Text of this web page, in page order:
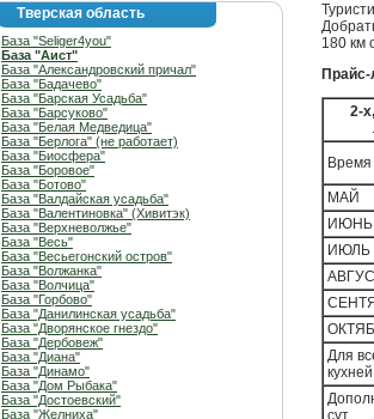
Тверская область
База "Seliger4you"
База "Аист"
База "Александровский причал"
База "Бадачево"
База "Барская Усадьба"
База "Барсуково"
База "Белая Медведица"
База "Берлога" (не работает)
База "Биосфера"
База "Боровое"
База "Ботово"
База "Валдайская усадьба"
База "Валентиновка" (Хивитэк)
База "Верхневолжье"
База "Весь"
База "Весьегонский остров"
База "Волжанка"
База "Волчица"
База "Горбово"
База "Данилинская усадьба"
База "Дворянское гнездо"
База "Дербовеж"
База "Диана"
База "Динамо"
База "Дом Рыбака"
База "Достоевский"
База "Желниха"
180 км
2-
Время
МАЙ
ИЮНЬ
ИЮЛЬ
Для
сут